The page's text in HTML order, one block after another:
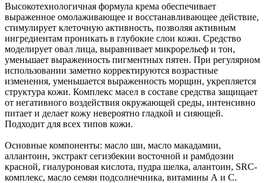
Высокотехнологичная формула крема обеспечивает
выраженное омолаживающее и восстанавливающее действие,
стимулирует клеточную активность, позволяя активным
ингредиентам проникать в глубокие слои кожи. Средство
моделирует овал лица, выравнивает микрорельеф и тон,
уменьшает выраженность пигментных пятен. При регулярном
использовании заметно корректируются возрастные
изменения, уменьшается выраженность морщин, укрепляется
структура кожи. Комплекс масел в составе средства защищает
от негативного воздействия окружающей среды, интенсивно
питает и делает кожу невероятно гладкой и сияющей.
Подходит для всех типов кожи.
Основные компоненты: масло ши, масло макадамии,
аллантоин, экстракт сегизбекии восточной и рамбдозии
красной, гиалуроновая кислота, пудра шелка, алантоин, SRC-
комплекс, масло семян подсолнечника, витамины А и С.